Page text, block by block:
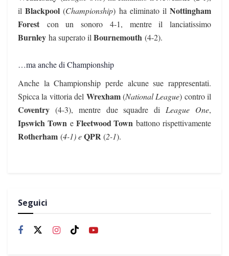
ilBlackpool(Championship) ha eliminato ilNottingham
Forest con un sonoro 4-1, mentre il lanciatissimo
Burnley ha superato il Bournemouth (4-2).
…ma anche di Championship
Anche la Championship perde alcune sue rappresentati.
Spicca la vittoria del Wrexham(National League) contro il
Coventry (4-3), mentre due squadre di League One,
Ipswich Town e Fleetwood Town battono rispettivamente
Rotherham (4-1) eQPR(2-1).
Seguici